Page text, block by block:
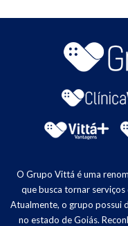
O Grupo Vittá é uma
que busca tornar serviços
Atualmente, o grupo possui
no estado de Goiás.